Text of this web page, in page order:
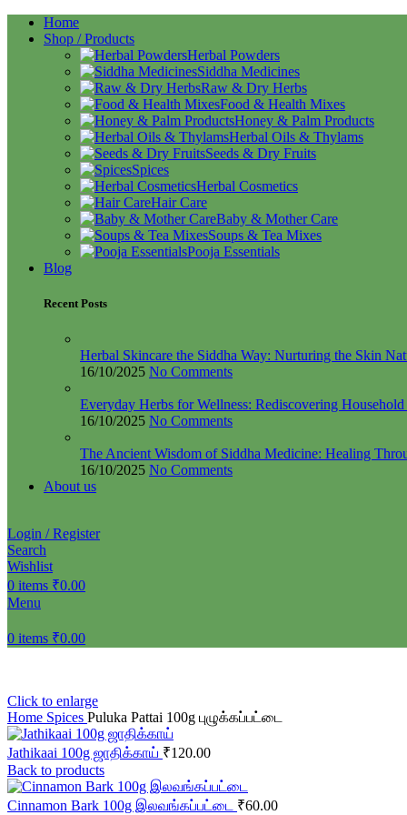
Home
Shop / Products
Herbal Powders
Siddha Medicines
Raw & Dry Herbs
Food & Health Mixes
Honey & Palm Products
Herbal Oils & Thylams
Seeds & Dry Fruits
Spices
Herbal Cosmetics
Hair Care
Baby & Mother Care
Soups & Tea Mixes
Pooja Essentials
Blog
Recent Posts
Herbal Skincare the Siddha Way: Nurturing the Skin
16/10/2025 No Comments
Everyday Herbs for Wellness: Rediscovering Household
16/10/2025 No Comments
The Ancient Wisdom of Siddha Medicine: Healing
16/10/2025 No Comments
About us
Login / Register
Search
Wishlist
0 items ₹0.00
Menu
0 items ₹0.00
Click to enlarge
Home Spices Puluka Pattai 100g புழுக்கப்பட்டை
Jathikaai 100g ஜாதிக்காய் ₹120.00
Back to products
Cinnamon Bark 100g இலவங்கப்பட்டை ₹60.00